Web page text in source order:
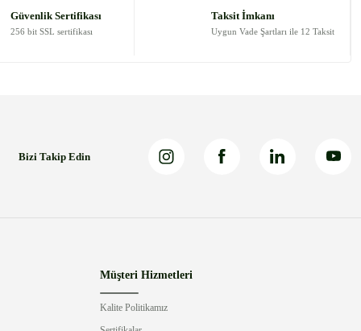
Güvenlik Sertifikası
256 bit SSL sertifikası
Taksit İmkanı
Uygun Vade Şartları ile 12 Taksit
Bizi Takip Edin
Müşteri Hizmetleri
Kalite Politikamız